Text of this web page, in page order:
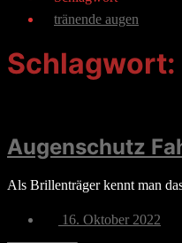
tränende augen
Schlagwort:
Augenschutz
Als Brillenträger kennt man
Veröffentlichungsdatum
16. Oktober 2022